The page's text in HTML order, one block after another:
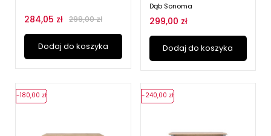
284,05 zł 299,00 zł
Dodaj do koszyka
Dąb Sonoma
299,00 zł
Dodaj do koszyka
-180,00 zł -240,00 zł